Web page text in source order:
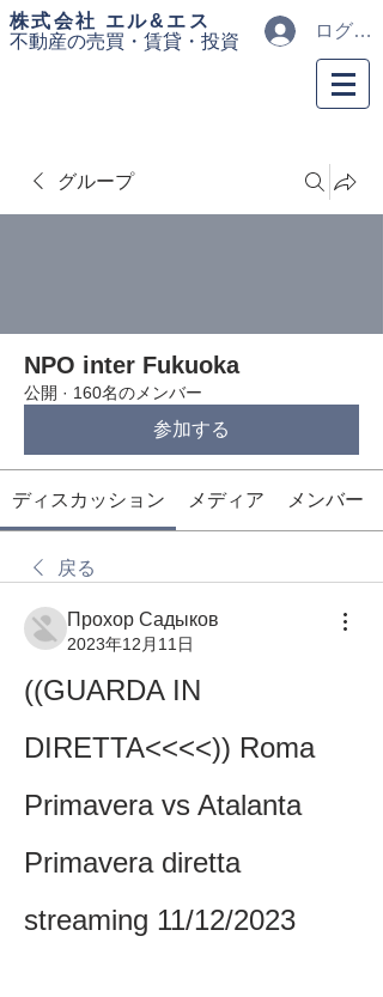
​株式会社 エル&エス
不動産の売買・ 賃貸・投資
ログイン
グループ
NPO inter Fukuoka
公開 · 160名のメンバー
参加する
ディスカッション メディア メンバー
戻る
Прохор Садыков
2023年12月11日
((GUARDA IN
DIRETTA<<<<)) Roma
Primavera vs Atalanta
Primavera diretta
streaming 11/12/2023